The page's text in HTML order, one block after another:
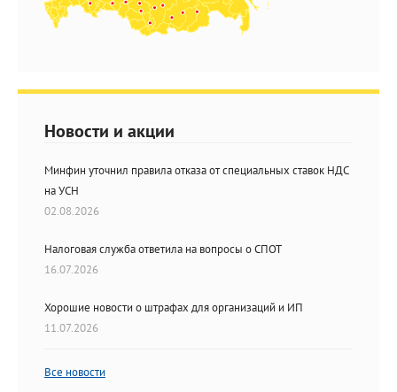
Новости и акции
Минфин уточнил правила отказа от специальных ставок НДС
на УСН
02.08.2026
Налоговая служба ответила на вопросы о СПОТ
16.07.2026
Хорошие новости о штрафах для организаций и ИП
11.07.2026
Все новости